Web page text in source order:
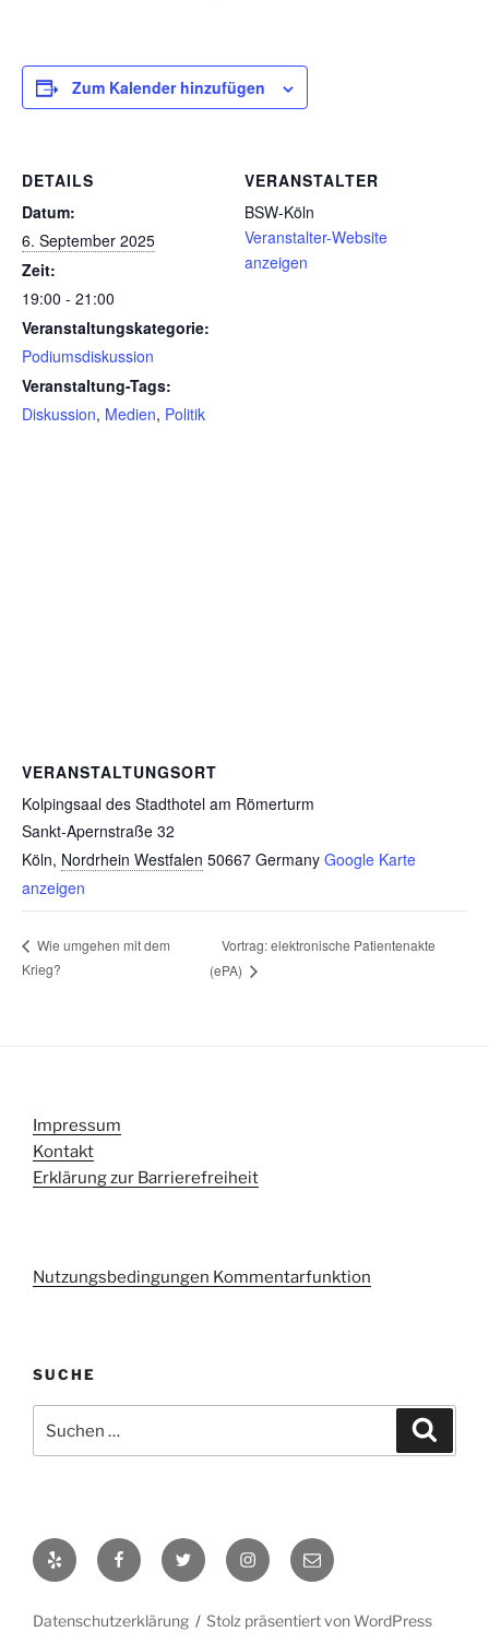
Zum Kalender hinzufügen
DETAILS
Datum:
6. September 2025
Zeit:
19:00 - 21:00
Veranstaltungskategorie:
Podiumsdiskussion
Veranstaltung-Tags:
Diskussion, Medien, Politik
VERANSTALTER
BSW-Köln
Veranstalter-Website
anzeigen
VERANSTALTUNGSORT
Kolpingsaal des Stadthotel am Römerturm
Sankt-Apernstraße 32
Köln, Nordrhein Westfalen 50667 Germany Google Karte
anzeigen
Wie umgehen mit dem
Krieg?
Vortrag: elektronische Patientenakte
(ePA)
Impressum
Kontakt
Erklärung zur Barrierefreiheit
Nutzungsbedingungen Kommentarfunktion
SUCHE
nach:
Yelp FacebookTwitter Instagram
E-
Mail
Datenschutzerklärung Stolz präsentiert von WordPress